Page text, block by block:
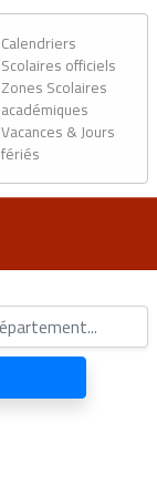
Calendriers
Scolaires officiels
Zones Scolaires
académiques
Vacances & Jours
fériés